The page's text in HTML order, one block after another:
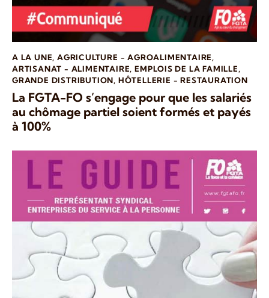
A LA UNE,AGRICULTURE - AGROALIMENTAIRE,
ARTISANAT - ALIMENTAIRE,EMPLOIS DE LA FAMILLE,
GRANDE DISTRIBUTION, HÔTELLERIE - RESTAURATION
La FGTA-FO s’engage pour que les salariés
au chômage partiel soient formés et payés
à 100%